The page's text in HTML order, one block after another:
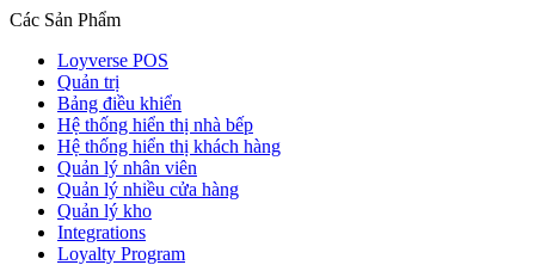
Các Sản Phẩm
Loyverse POS
Quản trị
Bảng điều khiển
Hệ thống hiển thị nhà bếp
Hệ thống hiển thị khách hàng
Quản lý nhân viên
Quản lý nhiều cửa hàng
Quản lý kho
Integrations
Loyalty Program